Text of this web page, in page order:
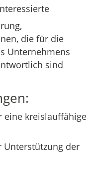
die für die
Unternehmens
sind
eine kreislauffähige
Unterstützung der